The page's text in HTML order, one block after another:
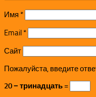
Имя *
Email *
Сайт
Пожалуйста, введите
20 − тринадцать =